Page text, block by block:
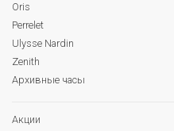
Oris
Perrelet
Ulysse Nardin
Zenith
Архивные часы
Акции